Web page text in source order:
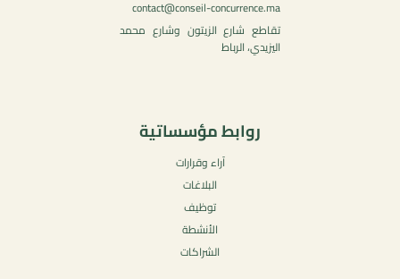
contact@conseil-concurrence.ma
تقاطع شارع الزيتون وشارع محمد
اليزيدي، الرباط
روابط مؤسساتية
آراء وقرارات
البلاغات
توظيف
الأنشطة
الشراكات